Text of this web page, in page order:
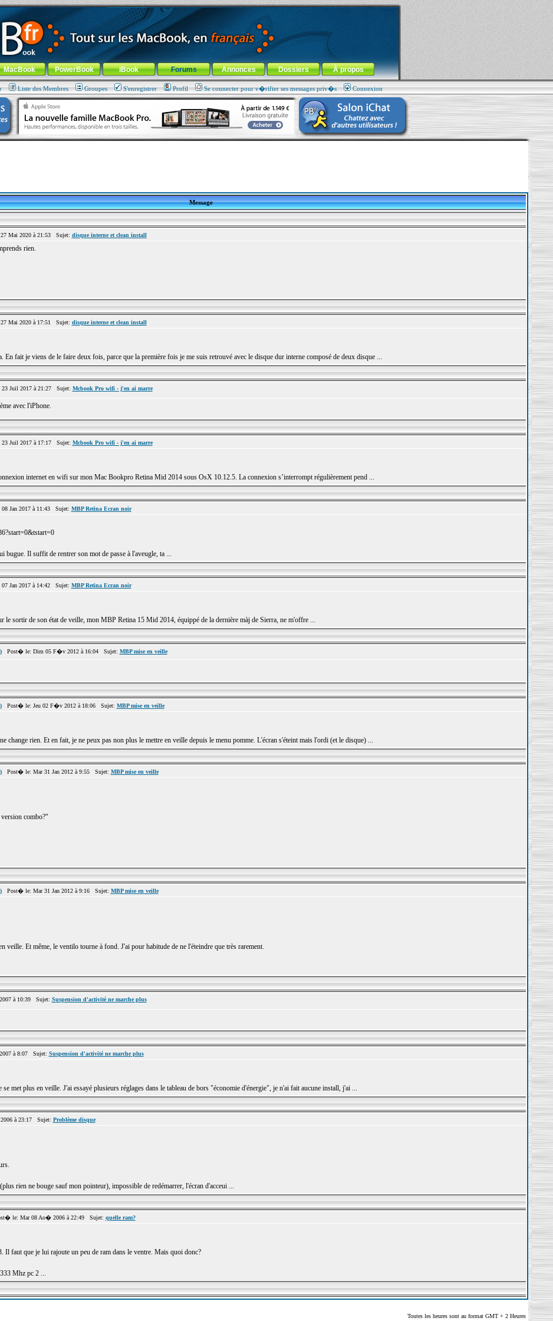
nomade !
général-Aller au menu de la rubrique
MacBook PowerBook iBook Forums Annonces Dossiers À propos
Liste des Membres Groupes S'enregistrer Profil Se connecter pour v�rifier ses messages priv�s Connexion
Message
Mai 2020 à 21:53 Sujet: disque interne et clean install
rien.
Mai 2020 à 17:51 Sujet: disque interne et clean install
En fait je viens de le faire deux fois, parce que la première fois je me suis retrouvé avec le disque dur interne composé de deux disque ...
Juil 2017 à 21:27 Sujet: Mcbook Pro wifi - j'en ai marre
avec l'iPhone.
Juil 2017 à 17:17 Sujet: Mcbook Pro wifi - j'en ai marre
internet en wifi sur mon Mac Bookpro Retina Mid 2014 sous OsX 10.12.5. La connexion s’interrompt régulièrement pend ...
Jan 2017 à 11:43 Sujet: MBP Retina Ecran noir
bugue. Il suffit de rentrer son mot de passe à l'aveugle, ta ...
Jan 2017 à 14:42 Sujet: MBP Retina Ecran noir
le sortir de son état de veille, mon MBP Retina 15 Mid 2014, équippé de la dernière màj de Sierra, ne m'offre ...
Post� le: Dim 05 F�v 2012 à 16:04 Sujet: MBP mise en veille
Post� le: Jeu 02 F�v 2012 à 18:06 Sujet: MBP mise en veille
change rien. Et en fait, je ne peux pas non plus le mettre en veille depuis le menu pomme. L'écran s'éteint mais l'ordi (et le disque) ...
Post� le: Mar 31 Jan 2012 à 9:55 Sujet: MBP mise en veille
combo?"
Post� le: Mar 31 Jan 2012 à 9:16 Sujet: MBP mise en veille
veille. Et même, le ventilo tourne à fond. J'ai pour habitude de ne l'éteindre que très rarement.
à 10:39 Sujet: Suspension d'activité ne marche plus
à 8:07 Sujet: Suspension d'activité ne marche plus
met plus en veille. J'ai essayé plusieurs réglages dans le tableau de bors "économie d'énergie", je n'ai fait aucune install, j'ai ...
à 23:17 Sujet: Problème disque
rien ne bouge sauf mon pointeur), impossible de redémarrer, l'écran d'acceui ...
le: Mar 08 Ao� 2006 à 22:49 Sujet: quelle ram?
Il faut que je lui rajoute un peu de ram dans le ventre. Mais quoi donc?
Mhz pc 2 ...
Toutes les heures sont au format GMT + 2 Heures